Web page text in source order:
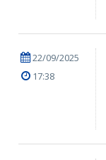
22/09/2025
17:38